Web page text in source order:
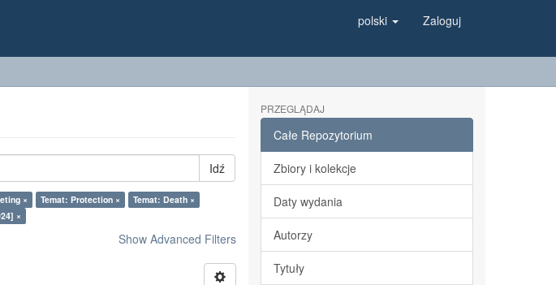
polski Zaloguj
Idź
× Temat: Protection ×
Temat: Death ×
×
Show Advanced Filters
PRZEGLĄDAJ
Całe Repozytorium
Zbiory i kolekcje
Daty wydania
Autorzy
Tytuły